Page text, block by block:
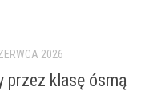
2026
przez klasę ósmą